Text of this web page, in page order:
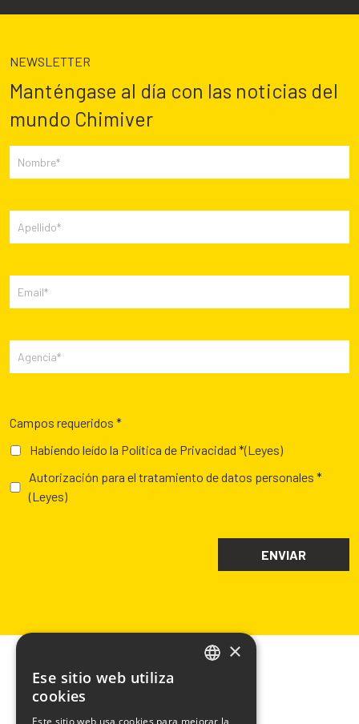
NEWSLETTER
Manténgase al día con las noticias del
mundo Chimiver
Campos requeridos *
Habiendo leído la Política de Privacidad *(Leyes)
Autorización para el tratamiento de datos personales *
(Leyes)
×
Ese sitio web utiliza
cookies
Este sitio web usa cookies para mejorar la